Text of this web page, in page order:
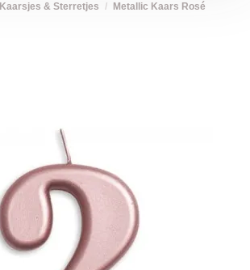
Kaarsjes & Sterretjes
Metallic Kaars Rosé